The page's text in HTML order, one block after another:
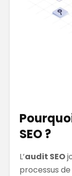
SEO ?
L’audit SEO
processus